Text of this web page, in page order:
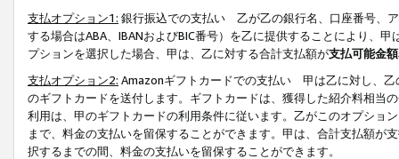
支払オプション1: 銀行振込での支払い 乙が乙の銀行名、口座番号、
する場合はABA、IBANおよびBIC番号）を乙に提供することにより、
プションを選択した場合、甲は、乙に対する合計支払額が支払可能金
支払オプション2: Amazonギフトカードでの支払い 甲は乙に対し、乙
のギフトカードを送付します。ギフトカードは、獲得した紹介料相当
利用は、甲のギフトカードの利用条件に従います。乙がこのオプショ
まで、料金の支払いを留保することができます。甲は、合計支払額が
択するまでの間、料金の支払いを留保することができます。